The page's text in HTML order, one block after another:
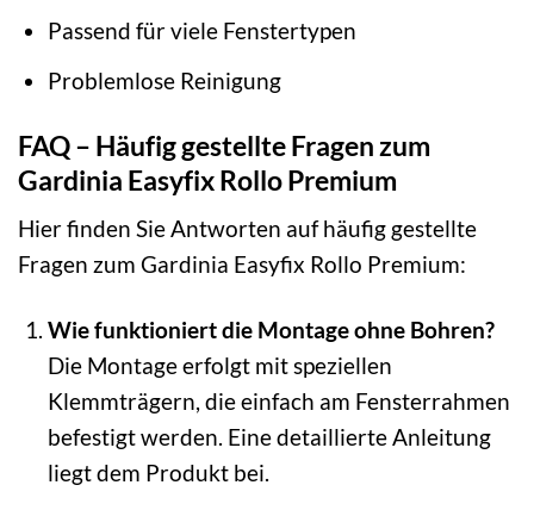
Passend für viele Fenstertypen
Problemlose Reinigung
FAQ – Häufig gestellte Fragen zum
Gardinia Easyfix Rollo Premium
Hier finden Sie Antworten auf häufig gestellte
Fragen zum Gardinia Easyfix Rollo Premium:
Wie funktioniert die Montage ohne Bohren?
Die Montage erfolgt mit speziellen
Klemmträgern, die einfach am Fensterrahmen
befestigt werden. Eine detaillierte Anleitung
liegt dem Produkt bei.